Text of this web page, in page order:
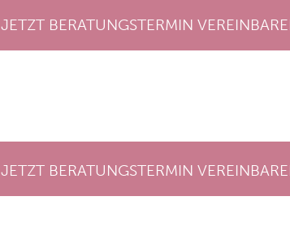
JETZT BERATUNGSTERMIN
JETZT BERATUNGSTERMIN